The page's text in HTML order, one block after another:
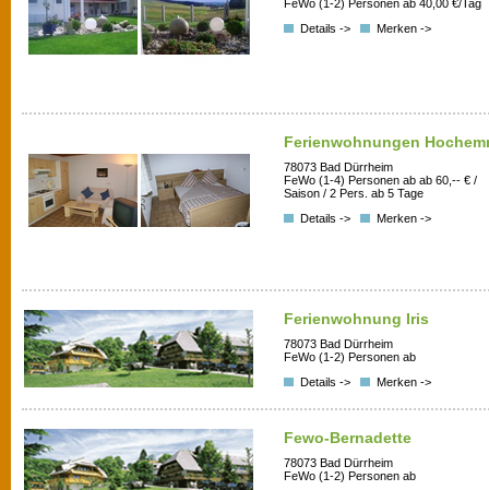
FeWo (1-2) Personen ab 40,00 €/Tag
Details ->
Merken ->
Ferienwohnungen
78073 Bad Dürrheim
FeWo (1-4) Personen ab ab 60,-- € /
Saison / 2 Pers. ab 5 Tage
Details ->
Merken ->
Ferienwohnung Iris
78073 Bad Dürrheim
FeWo (1-2) Personen ab
Details ->
Merken ->
Fewo-Bernadette
78073 Bad Dürrheim
FeWo (1-2) Personen ab